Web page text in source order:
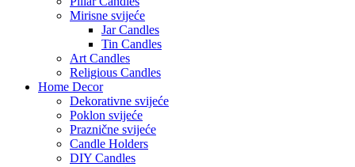
Mirisne svijeće
Jar Candles
Tin Candles
Art Candles
Religious Candles
Home Decor
Dekorativne svijeće
Poklon svijeće
Praznične svijeće
Candle Holders
DIY Candles